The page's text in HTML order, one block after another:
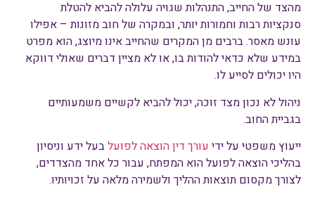
מהצד של החייב, התנהלות שגויה עלולה להביא להטלת
סנקציות רבות וחמורות יותר, ובמקרה של חוב מזונות – אפילו
עונש מאסר. ברבים מן המקרים שהחייב אינו מיוצג, הוא מפרט
במידע שלא כדאי להודות בו, או לא מציין דברים שאולי דווקא
היו יכולים לסייע לו.
ניהול לא נכון מצד זוכה, יכול להביא לקשיים משמעותיים
בגביית החוב.
ייעוץ משפטי על ידי עורך דין הוצאה לפועלבעל ידע וניסיון
בהליכי הוצאה לפועל הוא המפתח, עבור כל אחד מהצדדים,
לצורך מקסום תוצאות ההליך ולשמירה מלאה על זכויותיו.